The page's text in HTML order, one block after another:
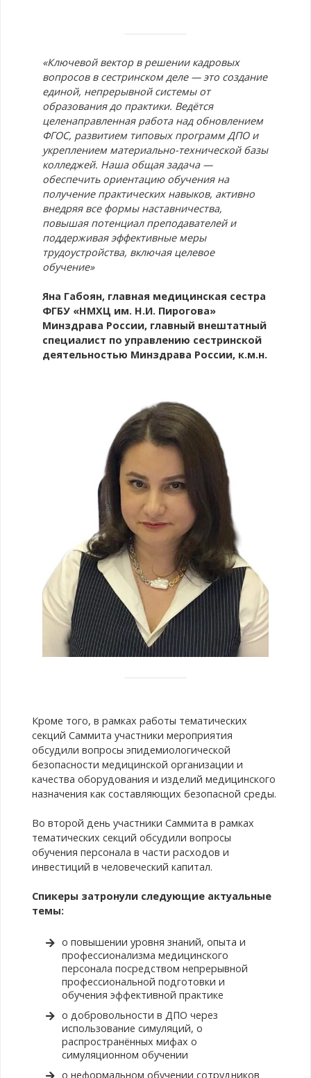
«Ключевой вектор в решении кадровых
вопросов в сестринском деле — это создание
единой, непрерывной системы от
образования до практики. Ведётся
целенаправленная работа над обновлением
ФГОС, развитием типовых программ ДПО и
укреплением материально-технической базы
колледжей. Наша общая задача —
обеспечить ориентацию обучения на
получение практических навыков, активно
внедряя все формы наставничества,
повышая потенциал преподавателей и
поддерживая эффективные меры
трудоустройства, включая целевое
обучение»
Яна Габоян, главная медицинская сестра
ФГБУ «НМХЦ им. Н.И. Пирогова»
Минздрава России, главный внештатный
специалист по управлению сестринской
деятельностью Минздрава России, к.м.н.
Кроме того, в рамках работы тематических
секций Саммита участники мероприятия
обсудили вопросы эпидемиологической
безопасности медицинской организации и
качества оборудования и изделий медицинского
назначения как составляющих безопасной среды.
Во второй день участники Саммита в рамках
тематических секций обсудили вопросы
обучения персонала в части расходов и
инвестиций в человеческий капитал.
Спикеры затронули следующие актуальные
темы:
о повышении уровня знаний, опыта и
профессионализма медицинского
персонала посредством непрерывной
профессиональной подготовки и
обучения эффективной практике
о добровольности в ДПО через
использование симуляций, о
распространённых мифах о
симуляционном обучении
о неформальном обучении сотрудников